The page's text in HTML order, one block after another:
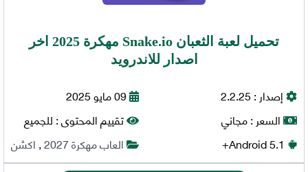
تحميل لعبة الثعبان Snake.io مهكرة 2025 اخر
اصدار للاندرويد
إصدار :2.2.25
السعر :مجاني
Android5.1+
09 مايو 2025
تقييم المحتوى :للجميع
العاب مهكرة 2027
,اكشن